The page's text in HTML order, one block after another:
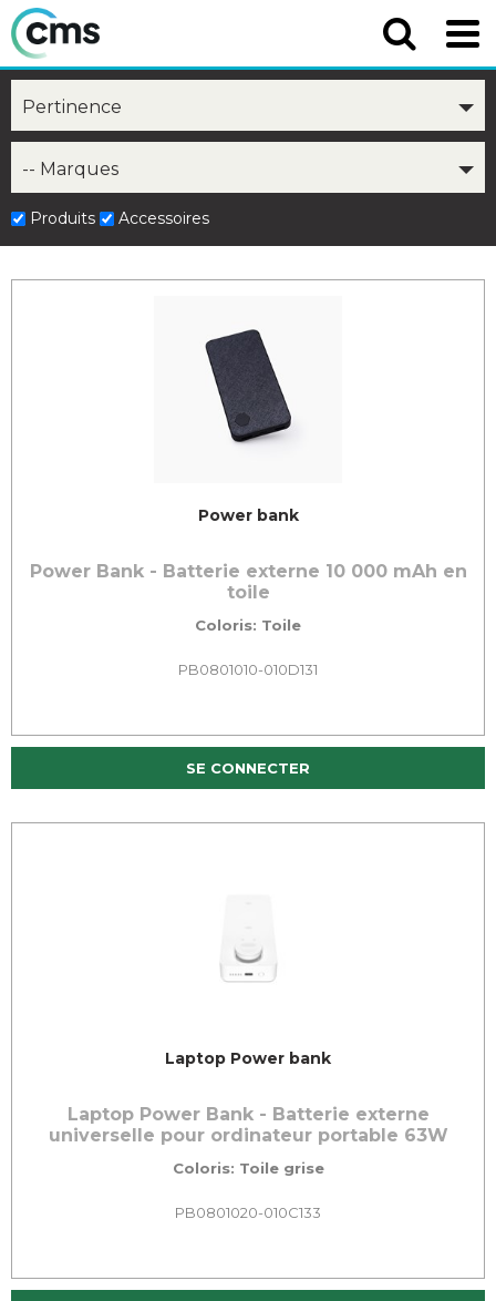
Pertinence
-- Marques
Produits Accessoires
Power bank
Power Bank - Batterie externe 10 000 mAh en
toile
Coloris: Toile
PB0801010-010D131
SE CONNECTER
Laptop Power bank
Laptop Power Bank - Batterie externe
universelle pour ordinateur portable 63W
Coloris: Toile grise
PB0801020-010C133